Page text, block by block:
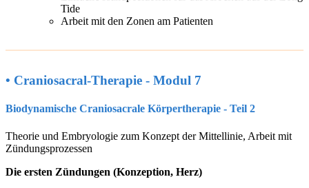
Tide
Arbeit mit den Zonen am Patienten
• Craniosacral-Therapie - Modul 7
Biodynamische Craniosacrale Körpertherapie - Teil 2
Theorie und Embryologie zum Konzept der Mittellinie, Arbeit mit
Zündungsprozessen
Die ersten Zündungen (Konzeption, Herz)